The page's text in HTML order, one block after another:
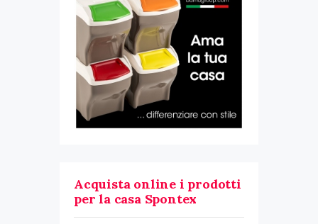
Acquista online i prodotti
per la casa Spontex